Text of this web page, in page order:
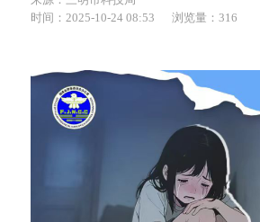
时间：2025-10-24 08:53
浏览量：316